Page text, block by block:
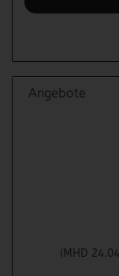
Angebote
(MHD